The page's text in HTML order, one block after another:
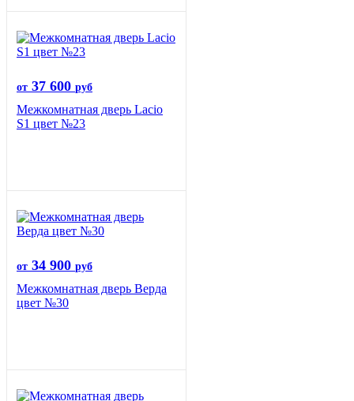
от 37 600 руб
Межкомнатная дверь Lacio
S1 цвет №23
от 34 900 руб
Межкомнатная дверь Верда
цвет №30